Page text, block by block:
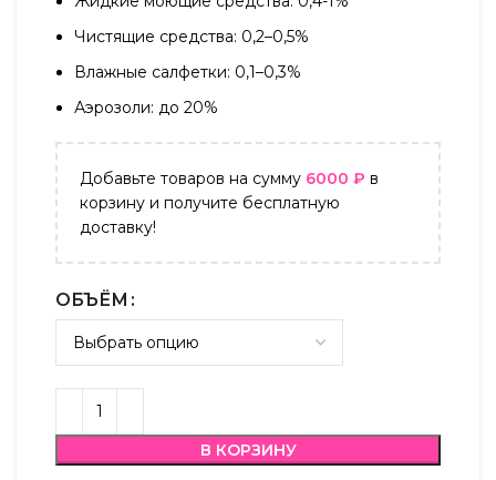
Чистящие средства: 0,2–0,5%
Влажные салфетки: 0,1–0,3%
Аэрозоли: до 20%
Добавьте товаров на сумму 6000 ₽ в
корзину и получите бесплатную
доставку!
ОБЪЁМ
В КОРЗИНУ